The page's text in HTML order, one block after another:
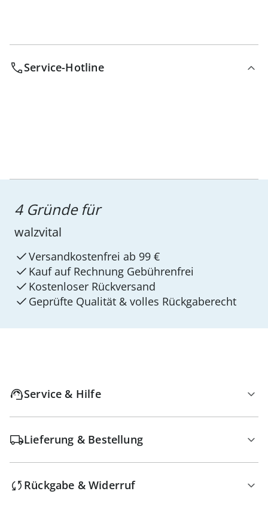
Service-Hotline
4 Gründe für
walzvital
Versandkostenfrei ab 99 €
Kauf auf Rechnung Gebührenfrei
Kostenloser Rückversand
Geprüfte Qualität & volles Rückgaberecht
Service & Hilfe
Lieferung & Bestellung
Rückgabe & Widerruf